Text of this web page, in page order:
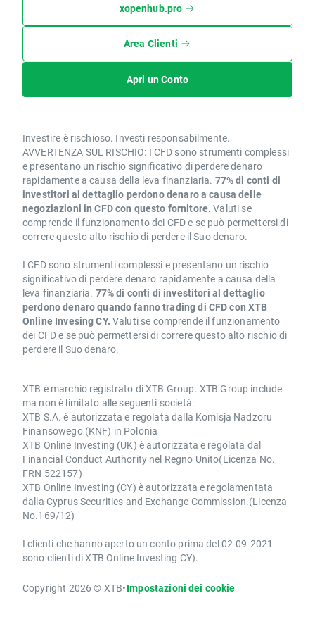
xopenhub.pro
Area Clienti
Apri un Conto
Investire è rischioso. Investi responsabilmente.
AVVERTENZA SUL RISCHIO: I CFD sono strumenti complessi
e presentano un rischio significativo di perdere denaro
rapidamente a causa della leva finanziaria. 77% di conti di
investitori al dettaglio perdono denaro a causa delle
negoziazioni in CFD con questo fornitore. Valuti se
comprende il funzionamento dei CFD e se può permettersi di
correre questo alto rischio di perdere il Suo denaro.
I CFD sono strumenti complessi e presentano un rischio
significativo di perdere denaro rapidamente a causa della
leva finanziaria. 77% di conti di investitori al dettaglio
perdono denaro quando fanno trading di CFD con XTB
Online Invesing CY. Valuti se comprende il funzionamento
dei CFD e se può permettersi di correre questo alto rischio di
perdere il Suo denaro.
XTB è marchio registrato di XTB Group. XTB Group include
ma non è limitato alle seguenti società:
XTB S.A. è autorizzata e regolata dalla Komisja Nadzoru
Finansowego (KNF) in Polonia
XTB Online Investing (UK) è autorizzata e regolata dal
Financial Conduct Authority nel Regno Unito(Licenza No.
FRN 522157)
XTB Online Investing (CY) è autorizzata e regolamentata
dalla Cyprus Securities and Exchange Commission.(Licenza
No.169/12)
I clienti che hanno aperto un conto prima del 02-09-2021
sono clienti di XTB Online Investing CY).
Copyright 2026 © XTB•Impostazioni dei cookie